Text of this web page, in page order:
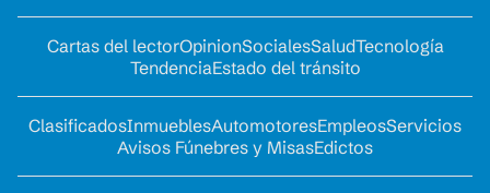
Cartas del lectorOpinionSocialesSaludTecnología
TendenciaEstado del tránsito
ClasificadosInmueblesAutomotoresEmpleosServicios
Avisos Fúnebres y MisasEdictos